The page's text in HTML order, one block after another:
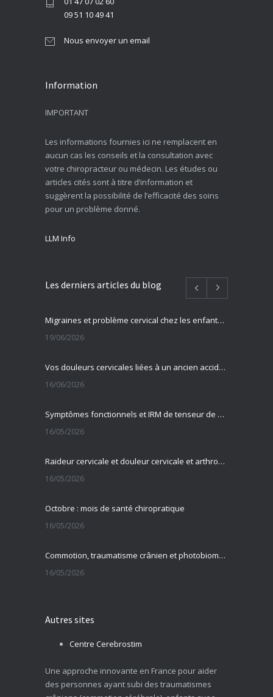
09 51 10 49 41
Nous envoyer un email
Information
IMPORTANT
Les informations fournies ici ne remplacent en
aucun cas les conseils et la consultation avec
votre chiropracteur ou médecin. Les études ou
articles cités sont à titre d’information et
suggèrent la possibilité de l’efficacité des soins
pour un problème donné.
LLM Info
Les derniers articles du blog
Migraines et problème cervical chez les enfants et adolescents
19/06/2026
Vos douleurs cervicales liées à un ancien accident ?
16/06/2026
Symptômes fonctionnels et IRM de tenseur de diffusion
16/05/2026
Raideur cervicale et douleur cervicale et arthrose cervicale
16/05/2026
Octobre : mois de santé chiropratique
16/05/2026
Commotion, traumatisme crânien et photobiomodulation transcrânienne
16/05/2026
Autres sites
Centre Cerebrostim
Une approche innovante en France pour aider
des personnes ayant subi des traumatismes